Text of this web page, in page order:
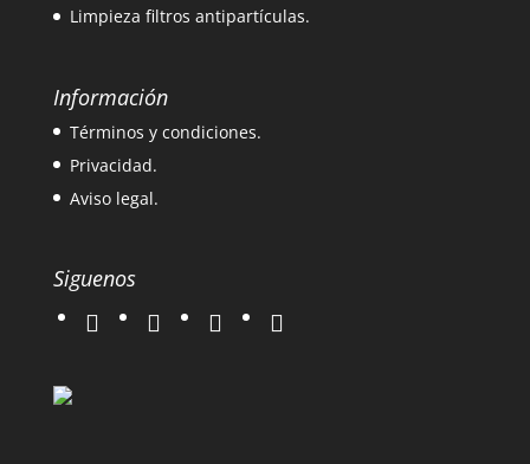
Limpieza filtros antipartículas.
Información
Términos y condiciones.
Privacidad.
Aviso legal.
Siguenos
twitter instagramfacebook google